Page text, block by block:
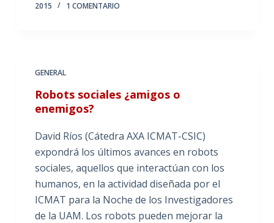
2015
1 COMENTARIO
GENERAL
Robots sociales ¿amigos o
enemigos?
David Ríos (Cátedra AXA ICMAT-CSIC)
expondrá los últimos avances en robots
sociales, aquellos que interactúan con los
humanos, en la actividad diseñada por el
ICMAT para la Noche de los Investigadores
de la UAM. Los robots pueden mejorar la